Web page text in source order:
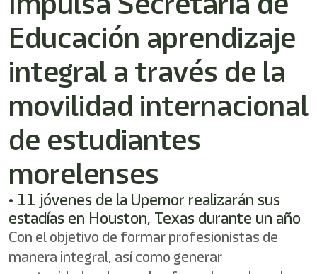
Educación aprendizaje
integral a través de la
movilidad internacional
de estudiantes
morelenses
• ⁠⁠11 jóvenes de la Upemor realizarán sus
estadías en Houston, Texas durante un año
Con el objetivo de formar profesionistas de
manera integral, así como generar